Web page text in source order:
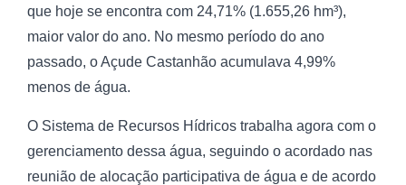
que hoje se encontra com 24,71% (1.655,26 hm³),
maior valor do ano. No mesmo período do ano
passado, o Açude Castanhão acumulava 4,99%
menos de água.
O Sistema de Recursos Hídricos trabalha agora com o
gerenciamento dessa água, seguindo o acordado nas
reunião de alocação participativa de água e de acordo